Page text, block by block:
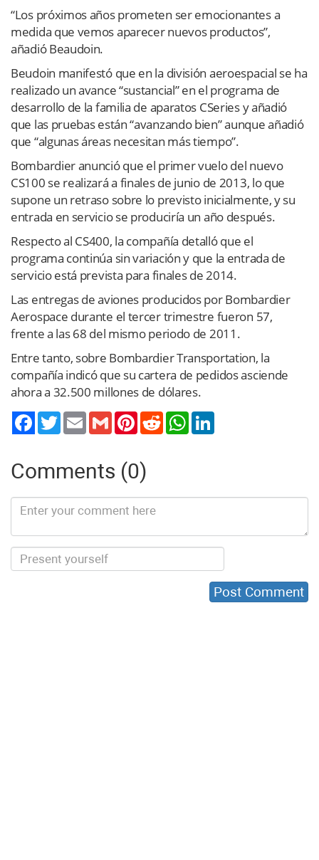
“Los próximos años prometen ser emocionantes a
medida que vemos aparecer nuevos productos”,
añadió Beaudoin.
Beudoin manifestó que en la división aeroespacial se ha
realizado un avance “sustancial” en el programa de
desarrollo de la familia de aparatos CSeries y añadió
que las pruebas están “avanzando bien” aunque añadió
que “algunas áreas necesitan más tiempo”.
Bombardier anunció que el primer vuelo del nuevo
CS100 se realizará a finales de junio de 2013, lo que
supone un retraso sobre lo previsto inicialmente, y su
entrada en servicio se produciría un año después.
Respecto al CS400, la compañía detalló que el
programa continúa sin variación y que la entrada de
servicio está prevista para finales de 2014.
Las entregas de aviones producidos por Bombardier
Aerospace durante el tercer trimestre fueron 57,
frente a las 68 del mismo periodo de 2011.
Entre tanto, sobre Bombardier Transportation, la
compañía indicó que su cartera de pedidos asciende
ahora a 32.500 millones de dólares.
TwitterEmail Gmail PinterestReddit WhatsApp
Comments (0)